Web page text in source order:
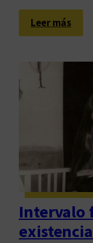
p
a
c
t
r
o
Leer más:
C
n
a
m
Intervalo
existencia